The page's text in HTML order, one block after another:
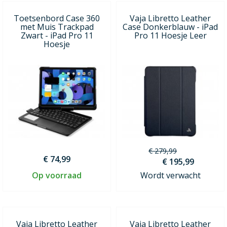
Toetsenbord Case 360
met Muis Trackpad
Zwart - iPad Pro 11
Hoesje
€ 74,99
Op voorraad
Vaja Libretto Leather
Case Donkerblauw - iPad
Pro 11 Hoesje Leer
€ 279,99
€ 195,99
Wordt verwacht
Vaja Libretto Leather Vaja Libretto Leather